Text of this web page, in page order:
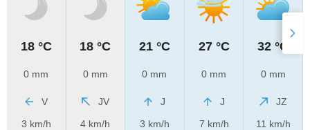
18 °C
0 mm
V
3 km/h
18 °C
0 mm
JV
4 km/h
21 °C
0 mm
J
3 km/h
27 °C
0 mm
J
7 km/h
32 °C
0 mm
JZ
11 km/h